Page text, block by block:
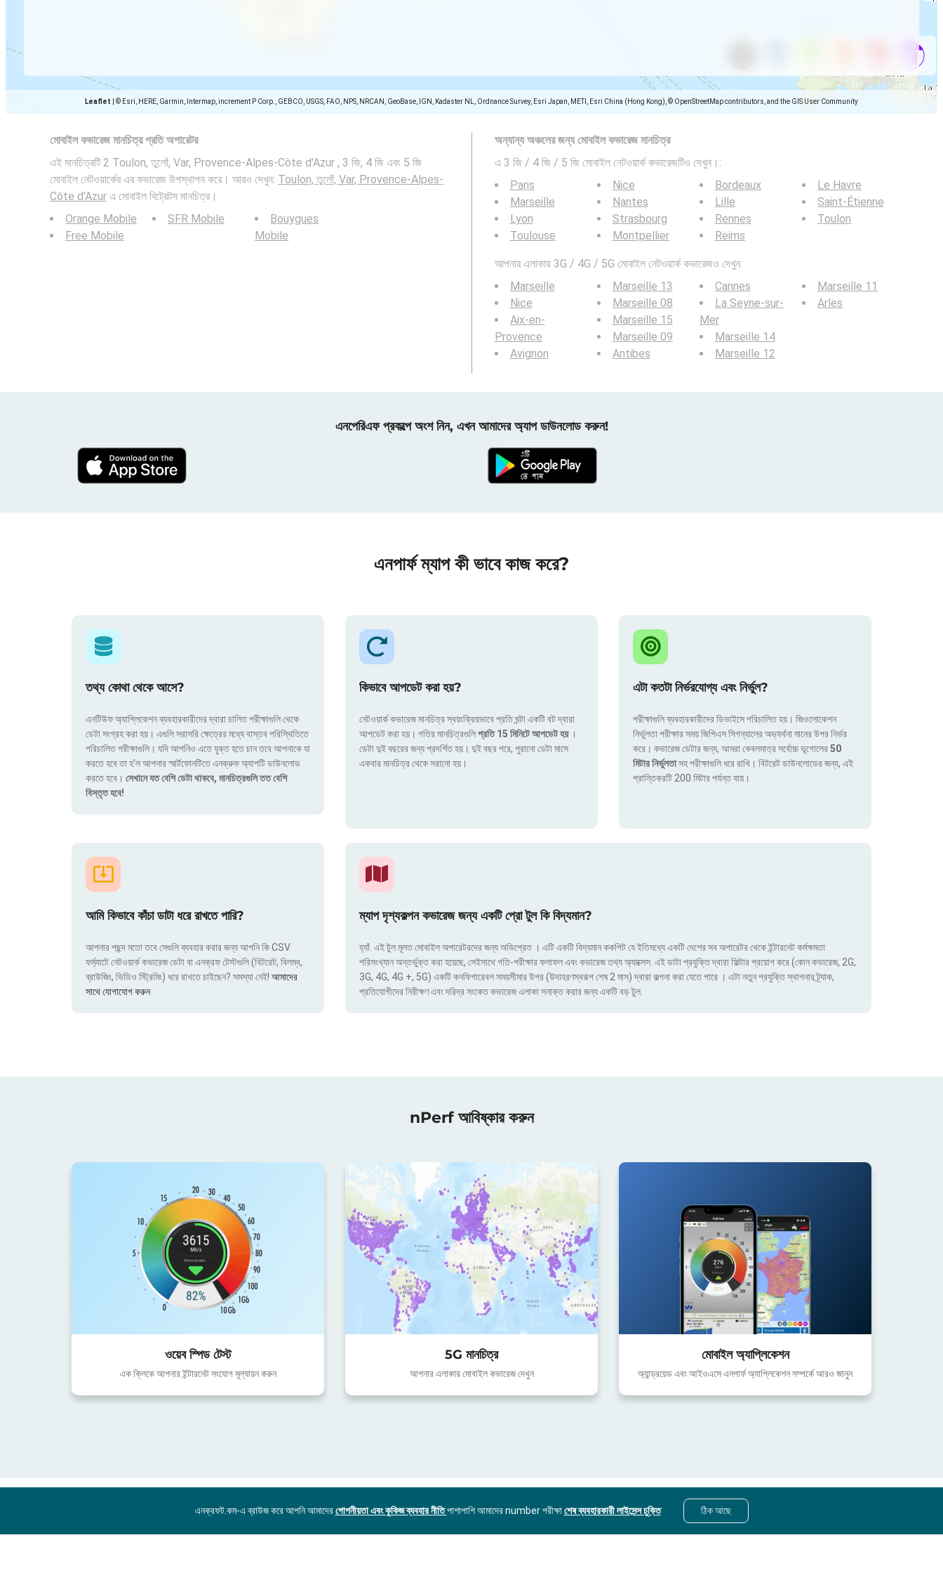
Leaflet © Esri, HERE, Garmin, Intermap, increment P Corp., GEBCO, USGS, FAO, NPS, NRCAN, GeoBase, IGN, Kadaster NL, Ordnance Survey, Esri Japan, METI, Esri China (Hong Kong), © OpenStreetMap contributors, and the GIS User Community
মোবাইল কভারেজ মানচিত্র প্রতি অপারেটর
এই মানচিত্রটি 2 Toulon, তুলোঁ, Var, Provence-Alpes-Côte d'Azur , 3 জি, 4 জি এবং 5 জি
মোবাইল নেটওয়ার্কের এর কভারেজ উপস্থাপন করে। আরও দেখুন: Toulon, তুলোঁ, Var, Provence-Alpes-
Côte d'Azur এ মোবাইল বিট্রেটস মানচিত্র।
Orange Mobile
Free Mobile
SFR Mobile
Bouygues
Mobile
অন্যান্য অঞ্চলের জন্য মোবাইল কভারেজ মানচিত্র
এ 3 জি / 4 জি / 5 জি মোবাইল নেটওয়ার্ক কভারেজটিও দেখুন।:
Paris
Marseille
Lyon
Toulouse
Nice
Nantes
Strasbourg
Montpellier
Bordeaux
Lille
Rennes
Reims
Le Havre
Saint-Étienne
Toulon
আপনার এলাকায় 3G / 4G / 5G মোবাইল নেটওয়ার্ক কভারেজও দেখুন:
Marseille
Nice
Aix-en-
Provence
Avignon
Marseille 13
Marseille 08
Marseille 15
Marseille 09
Antibes
Cannes
La Seyne-sur-
Mer
Marseille 14
Marseille 12
Marseille 11
Arles
এনপেরিএফ প্রকল্পে অংশ নিন, এখন আমাদের অ্যাপ ডাউনলোড করুন!
এনপার্ফ ম্যাপ কী ভাবে কাজ করে?
তথ্য কোথা থেকে আসে?
এনটিউফ অ্যাপ্লিকেশন ব্যবহারকারীদের দ্বারা চালিত পরীক্ষাগুলি থেকে
ডেটা সংগ্রহ করা হয়। এগুলি সরাসরি ক্ষেত্রের মধ্যে বাস্তব পরিস্থিতিতে
পরিচালিত পরীক্ষাগুলি। যদি আপনিও এতে যুক্ত হতে চান তবে আপনাকে যা
করতে হবে তা হ'ল আপনার স্মার্টফোনটিতে এনক্রুফ অ্যাপটি ডাউনলোড
করতে হবে। সেখানে যত বেশি ডেটা থাকবে, মানচিত্রগুলি তত বেশি
বিস্তৃত হবে!
কিভাবে আপডেট করা হয়?
নেটওয়ার্ক কভারেজ মানচিত্র স্বয়ংক্রিয়ভাবে প্রতি ঘন্টা একটি বট দ্বারা
আপডেট করা হয়। গতির মানচিত্রগুলিপ্রতি 15 মিনিটে আপডেট হয় ।
ডেটা দুই বছরের জন্য প্রদর্শিত হয়। দুই বছর পরে, পুরানো ডেটা মাসে
একবার মানচিত্র থেকে সরানো হয়।
এটা কতটা নির্ভরযোগ্য এবং নির্ভুল?
পরীক্ষাগুলি ব্যবহারকারীদের ডিভাইসে পরিচালিত হয়। জিওলোকেশন
নির্ভুলতা পরীক্ষার সময় জিপিএস সিগন্যালের অভ্যর্থনা মানের উপর নির্ভর
করে। কভারেজ ডেটার জন্য, আমরা কেবলমাত্র সর্বোচ্চ ভূগোলের50
মিটার নির্ভুলতাসহ পরীক্ষাগুলি ধরে রাখি। বিটরেট ডাউনলোডের জন্য, এই
প্রান্তিকরটি 200 মিটার পর্যন্ত যায়।
আমি কিভাবে কাঁচা ডাটা ধরে রাখতে পারি?
আপনার পছন্দ মতো তবে সেগুলি ব্যবহার করার জন্য আপনি কি CSV
ফর্ম্যাটে নেটওয়ার্ক কভারেজ ডেটা বা এনক্রফ টেস্টগুলি (বিটরেট, বিলম্ব,
ব্রাউজিং, ভিডিও স্ট্রিমিং) ধরে রাখতে চাইছেন? সমস্যা নেই! আমাদের
সাথে যোগাযোগ করুন
ম্যাপ দৃশ্যকল্পন কভারেজ জন্য একটি প্রো টুল কি বিদ্যমান?
হ্যাঁ. এই টুল মূলত মোবাইল অপারেটরদের জন্য অভিপ্রেত । এটি একটি বিদ্যমান ককপিট যে ইতিমধ্যে একটি দেশের সব অপারেটর থেকে ইন্টারনেট কর্মক্ষমতা
পরিসংখ্যান অন্তর্ভুক্ত করা হয়েছে, সেইসাথে গতি-পরীক্ষার ফলাফল এবং কভারেজ তথ্য অ্যাক্সেস. এই ডাটা প্রযুক্তি দ্বারা ফিল্টার প্রয়োগ করে (কোন কভারেজ, 2G,
3G, 4G, 4G +, 5G) একটি কনফিগারেবল সময়সীমার উপর (উদাহরণস্বরূপ শেষ 2 মাস) দ্বারা কল্পনা করা যেতে পারে । এটা নতুন প্রযুক্তি স্থাপনার ট্র্যাক,
প্রতিযোগীদের নিরীক্ষণ এবং দরিদ্র সংকেত কভারেজ এলাকা সনাক্ত করার জন্য একটি বড় টুল.
nPerf আবিষ্কার করুন
ওয়েব স্পিড টেস্ট
এক ক্লিকে আপনার ইন্টারনেট সংযোগ মূল্যায়ন করুন
5G মানচিত্র
আপনার এলাকার মোবাইল কভারেজ দেখুন
মোবাইল অ্যাপ্লিকেশন
অ্যান্ড্রয়েড এবং আইওএসে এনপার্ফ অ্যাপ্লিকেশন সম্পর্কে আরও জানুন
এনক্রফট.কম-এ ব্রাউজ করে আপনি আমাদেরগোপনীয়তা এবং কুকিজ ব্যবহার নীতিপাশাপাশি আমাদের number পরীক্ষাশেষ ব্যবহারকারী লাইসেন্স চুক্তি ঠিক আছে